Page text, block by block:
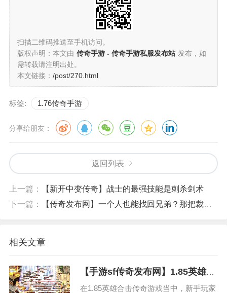
扫描二维码推送至手机访问。
版权声明：本文由 传奇手游 - 传奇手游私服发布站 发布，如
需转载请注明出处。
本文链接： /post/270.html
标签: 1.76传奇手游
分享给朋友：
返回列表
上一篇：
【新开中变传奇】战士的最强技能是刺杀剑术
下一篇：
【传奇发布网】一个人也能找回兄弟？那把裁决试了三条服
相关文章
【手游sf传奇发布网】1.85英雄合
击传奇中如何学习高级技能
在1.85英雄合击传奇游戏当中，新手玩家